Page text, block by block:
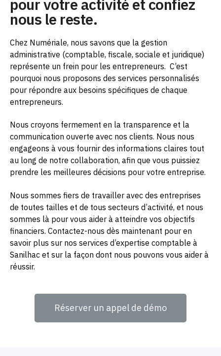
pour votre activité et confiez
nous le reste.
Chez Numériale, nous savons que la gestion
administrative (comptable, fiscale, sociale et juridique)
représente un frein pour les entrepreneurs. C’est
pourquoi nous proposons des services personnalisés
pour répondre aux besoins spécifiques de chaque
entrepreneurs.
Nous croyons fermement en la transparence et la
communication ouverte avec nos clients. Nous nous
engageons à vous fournir des informations claires tout
au long de notre collaboration, afin que vous puissiez
prendre les meilleures décisions pour votre entreprise.
Nous sommes fiers de travailler avec des entreprises
de toutes tailles et de tous secteurs d’activité, et nous
sommes là pour vous aider à atteindre vos objectifs
financiers. Contactez-nous dès maintenant pour en
savoir plus sur nos services d’expertise comptable à
Sanilhac et sur la façon dont nous pouvons vous aider à
réussir.
Réserver un appel de démo